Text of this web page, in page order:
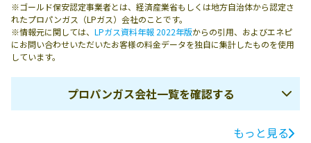
※ゴールド保安認定事業者とは、経済産業省もしくは地方自治体から認定さ
れたプロパンガス（LPガス）会社のことです。
※情報元に関しては、 LPガス資料年報 2022年版からの引用、およびエネピ
にお問い合わせいただいたお客様の料金データを独自に集計したものを使用
しています。
プロパンガス会社一覧を確認する
電話番号
もっと見る